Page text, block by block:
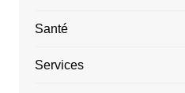
Santé
Services